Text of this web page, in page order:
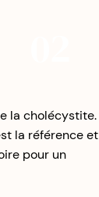
la cholécystite.
la référence et
pour un